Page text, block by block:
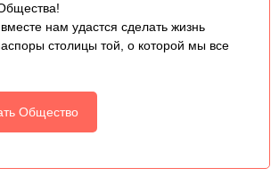
нам удастся сделать жизнь
столицы той, о которой мы все
Общество